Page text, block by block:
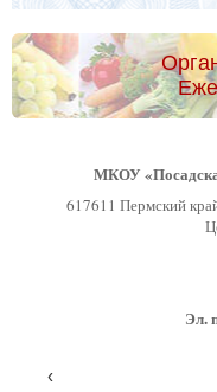
МКОУ
617611 Пермский
Эл.
‹